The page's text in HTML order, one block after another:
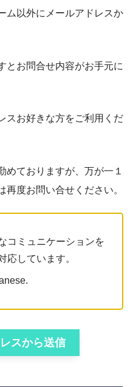
ム以外にメールアドレスか
とお問合せ内容がお手元に
スお好きな方をご利用くだ
めておりますが、万が一１
度お問い合せください。
コミュニケーションを
応しています。
スから送信